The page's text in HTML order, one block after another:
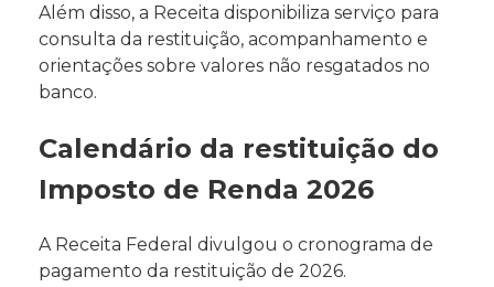
Além disso, a Receita disponibiliza serviço para
consulta da restituição, acompanhamento e
orientações sobre valores não resgatados no
banco.
Calendário da restituição do
Imposto de Renda 2026
A Receita Federal divulgou o cronograma de
pagamento da restituição de 2026.